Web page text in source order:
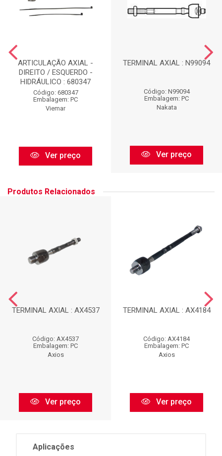
ARTICULAÇÃO AXIAL -
DIREITO / ESQUERDO -
HIDRÁULICO : 680347
Código: 680347
Embalagem: PC
Viemar
Ver preço
TERMINAL AXIAL : N99094
Código: N99094
Embalagem: PC
Nakata
Ver preço
Produtos Relacionados
TERMINAL AXIAL : AX4537
Código: AX4537
Embalagem: PC
Axios
Ver preço
TERMINAL AXIAL : AX4184
Código: AX4184
Embalagem: PC
Axios
Ver preço
Aplicações